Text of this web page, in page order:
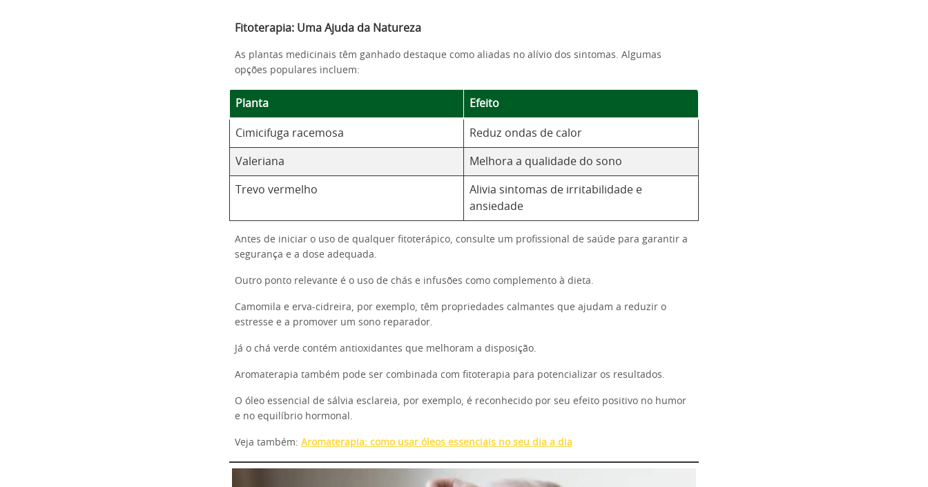
Fitoterapia: Uma Ajuda da Natureza
As plantas medicinais têm ganhado destaque como aliadas no alívio dos sintomas. Algumas
opções populares incluem:
Planta Efeito
Cimicifuga racemosa Reduz ondas de calor
Valeriana Melhora a qualidade do sono
Trevo vermelho
Alivia sintomas de irritabilidade e
ansiedade
Antes de iniciar o uso de qualquer fitoterápico, consulte um profissional de saúde para garantir a
segurança e a dose adequada.
Outro ponto relevante é o uso de chás e infusões como complemento à dieta.
Camomila e erva-cidreira, por exemplo, têm propriedades calmantes que ajudam a reduzir o
estresse e a promover um sono reparador.
Já o chá verde contém antioxidantes que melhoram a disposição.
Aromaterapia também pode ser combinada com fitoterapia para potencializar os resultados.
O óleo essencial de sálvia esclareia, por exemplo, é reconhecido por seu efeito positivo no humor
e no equilíbrio hormonal.
Veja também: Aromaterapia: como usar óleos essenciais no seu dia a dia